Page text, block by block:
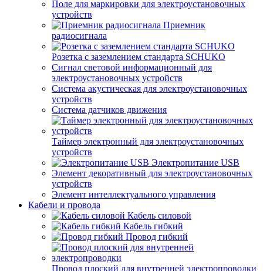
Поле для маркировки для электроустановочных
устройств
Приемник
радиосигнала
Розетка с заземлением стандарта SCHUKO
Сигнал световой информационный для
электроустановочных устройств
Система акустическая для электроустановочных
устройств
Система датчиков движения
Таймер электронный для электроустановочных
устройств
Электропитание USB
Элемент декоративный для электроустановочных
устройств
Элемент интеллектуального управления
Кабели и провода
Кабель силовой
Кабель гибкий
Провод гибкий
Провод плоский для внутренней электропроводки